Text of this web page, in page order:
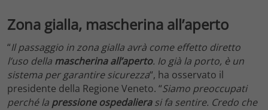
Zona gialla, mascherina all’aperto
“Il passaggio in zona gialla avrà come effetto diretto
l’uso della mascherina all’aperto. Io già la porto, è un
sistema per garantire sicurezza“, ha osservato il
presidente della Regione Veneto. “Siamo preoccupati
perché la pressione ospedalierasi fa sentire. Credo che